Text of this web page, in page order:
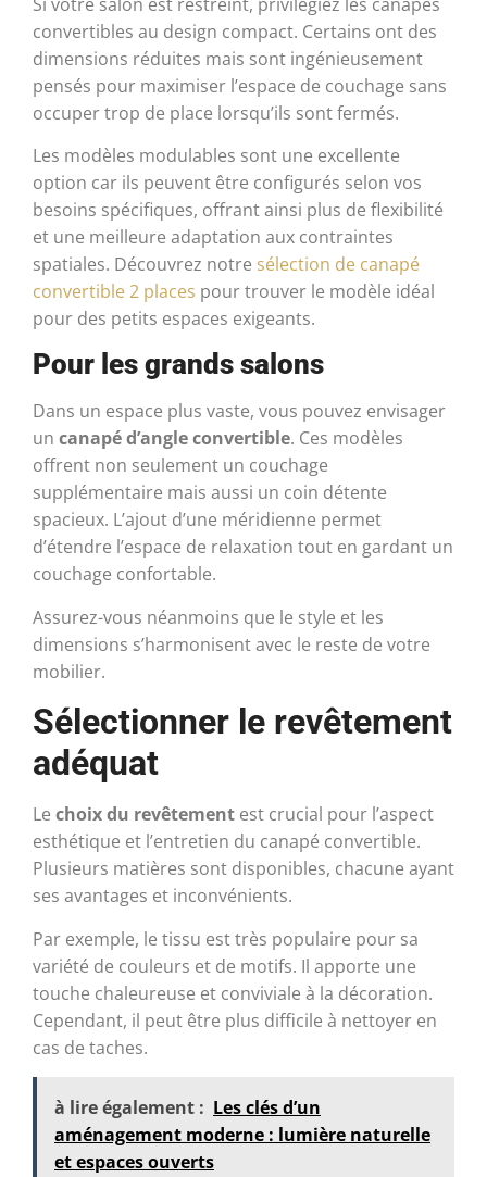
convertibles au design compact. Certains ont des
dimensions réduites mais sont ingénieusement
pensés pour maximiser l’espace de couchage sans
occuper trop de place lorsqu’ils sont fermés.
Les modèles modulables sont une excellente
option car ils peuvent être configurés selon vos
besoins spécifiques, offrant ainsi plus de flexibilité
et une meilleure adaptation aux contraintes
spatiales. Découvrez notre sélection de canapé
convertible 2 places pour trouver le modèle idéal
pour des petits espaces exigeants.
Pour les grands salons
Dans un espace plus vaste, vous pouvez envisager
un canapé d’angle convertible. Ces modèles
offrent non seulement un couchage
supplémentaire mais aussi un coin détente
spacieux. L’ajout d’une méridienne permet
d’étendre l’espace de relaxation tout en gardant un
couchage confortable.
Assurez-vous néanmoins que le style et les
dimensions s’harmonisent avec le reste de votre
mobilier.
Sélectionner le revêtement
adéquat
Le choix du revêtement est crucial pour l’aspect
esthétique et l’entretien du canapé convertible.
Plusieurs matières sont disponibles, chacune ayant
ses avantages et inconvénients.
Par exemple, le tissu est très populaire pour sa
variété de couleurs et de motifs. Il apporte une
touche chaleureuse et conviviale à la décoration.
Cependant, il peut être plus difficile à nettoyer en
cas de taches.
à lire également : Les clés d’un
aménagement moderne : lumière naturelle
et espaces ouverts